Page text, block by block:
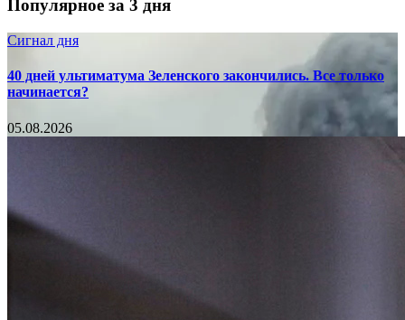
Популярное за 3 дня
Сигнал дня
40 дней ультиматума Зеленского закончились. Все только
начинается?
05.08.2026